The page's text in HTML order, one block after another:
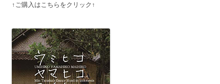
↑ご購入はこちらをクリック↑